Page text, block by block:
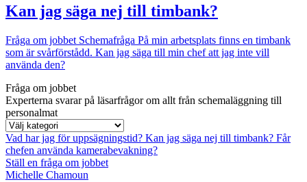
Kan jag säga nej till timbank?
Fråga om jobbet Schemafråga På min arbetsplats finns en timbank
som är svårförstådd. Kan jag säga till min chef att jag inte vill
använda den?
Fråga om jobbet
Experterna svarar på läsarfrågor om allt från schemaläggning till
personalmat
Vad har jag för uppsägningstid? Kan jag säga nej till timbank? Får
chefen använda kamerabevakning?
Ställ en fråga om jobbet
Michelle Chamoun